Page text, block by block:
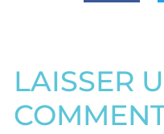
LAISSER